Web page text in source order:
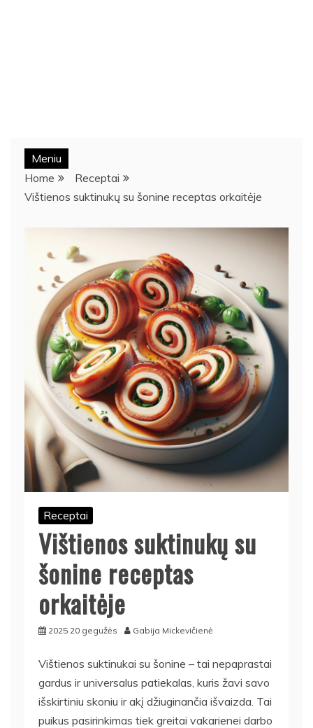
Meniu
Home
Receptai
Vištienos suktinukų su šonine receptas orkaitėje
Receptai
Vištienos suktinukų su
šonine receptas
orkaitėje
2025 20 gegužės Gabija Mickevičienė
Vištienos suktinukai su šonine – tai nepaprastai
gardus ir universalus patiekalas, kuris žavi savo
išskirtiniu skoniu ir akį džiuginančia išvaizda. Tai
puikus pasirinkimas tiek greitai vakarienei darbo